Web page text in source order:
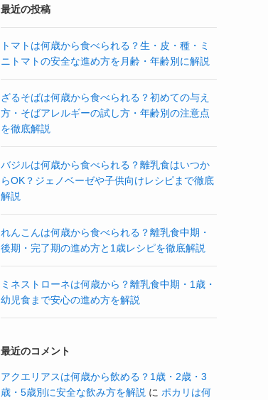
最近の投稿
トマトは何歳から食べられる？生・皮・種・ミ
ニトマトの安全な進め方を月齢・年齢別に解説
ざるそばは何歳から食べられる？初めての与え
方・そばアレルギーの試し方・年齢別の注意点
を徹底解説
バジルは何歳から食べられる？離乳食はいつか
らOK？ジェノベーゼや子供向けレシピまで徹底
解説
れんこんは何歳から食べられる？離乳食中期・
後期・完了期の進め方と1歳レシピを徹底解説
ミネストローネは何歳から？離乳食中期・1歳・
幼児食まで安心の進め方を解説
最近のコメント
アクエリアスは何歳から飲める？1歳・2歳・3
歳・5歳別に安全な飲み方を解説 に ポカリは何